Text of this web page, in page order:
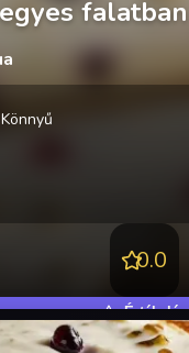
falatban
Könnyű
0.0
Értékelés